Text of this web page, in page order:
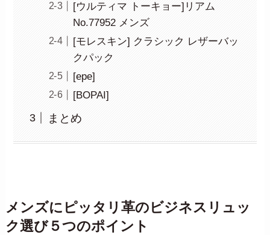
[ウルティマ トーキョー]リアム
No.77952 メンズ
[モレスキン] クラシック レザーバッ
クパック
[epe]
[BOPAI]
まとめ
メンズにピッタリ革のビジネスリュッ
ク選び５つのポイント